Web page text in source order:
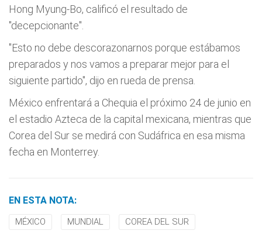
Hong Myung-Bo, calificó el resultado de
"decepcionante".
"Esto no debe descorazonarnos porque estábamos
preparados y nos vamos a preparar mejor para el
siguiente partido", dijo en rueda de prensa.
México enfrentará a Chequia el próximo 24 de junio en
el estadio Azteca de la capital mexicana, mientras que
Corea del Sur se medirá con Sudáfrica en esa misma
fecha en Monterrey.
EN ESTA NOTA:
MÉXICO MUNDIAL COREA DEL SUR